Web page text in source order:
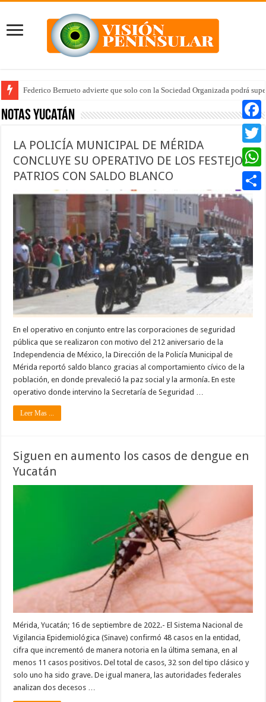
Federico Berrueto advierte que solo con la Sociedad Organizada podrá
Notas Yucatán
LA POLICÍA MUNICIPAL DE MÉRIDA
CONCLUYE SU OPERATIVO DE LOS FESTEJOS
PATRIOS CON SALDO BLANCO
En el operativo en conjunto entre las corporaciones de seguridad
pública que se realizaron con motivo del 212 aniversario de la
Independencia de México, la Dirección de la Policía Municipal de
Mérida reportó saldo blanco gracias al comportamiento cívico de la
población, en donde prevaleció la paz social y la armonía. En este
operativo donde intervino la Secretaría de Seguridad …
Leer Mas ...
Siguen en aumento los casos de dengue en
Yucatán
Mérida, Yucatán; 16 de septiembre de 2022.- El Sistema Nacional de
Vigilancia Epidemiológica (Sinave) confirmó 48 casos en la entidad,
cifra que incrementó de manera notoria en la última semana, en al
menos 11 casos positivos. Del total de casos, 32 son del tipo clásico y
solo uno ha sido grave. De igual manera, las autoridades federales
analizan dos decesos …
Twitter